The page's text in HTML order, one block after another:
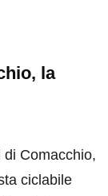
la
Comacchio,
ciclabile